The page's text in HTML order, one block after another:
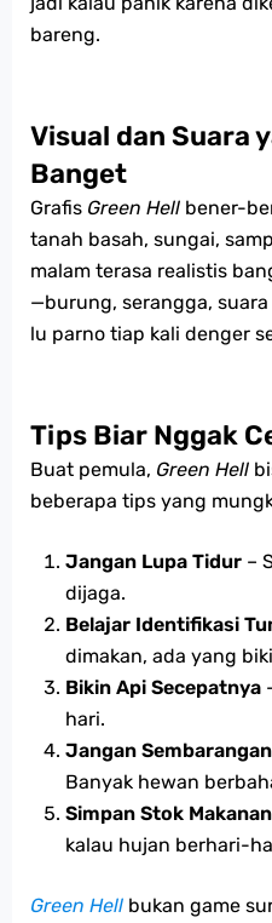
bareng.
Visual dan Suara
Banget
Grafis Green Hell bener-
tanah basah, sungai,
malam terasa realistis
—burung, serangga,
lu parno tiap kali denger
Tips Biar Nggak
Buat pemula, Green Hell
beberapa tips yang
Jangan Lupa Tidur –
dijaga.
Belajar Identifikasi
dimakan, ada yang
Bikin Api Secepatnya
hari.
Jangan
Banyak hewan
Simpan Stok
kalau hujan berhari-
Green Hell bukan game